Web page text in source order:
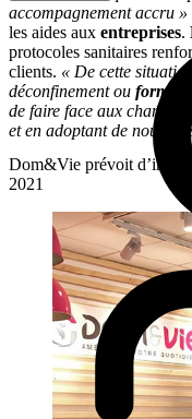
accompagnement accru »
les aides aux entreprises.
protocoles sanitaires
clients. « De cette
déconfinement ou
de faire face aux
et en adoptant de
Dom&Vie prévoit
2021